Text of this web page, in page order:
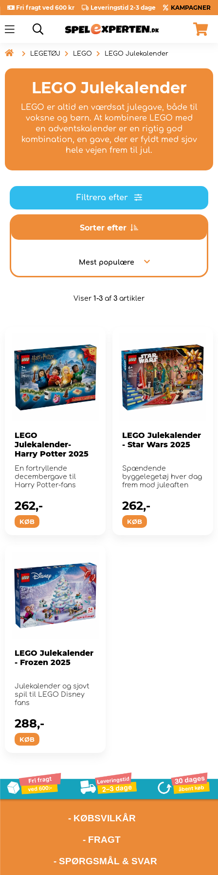
Fri fragt ved 600 kr Leveringstid 2-3 dage KAMPAGNER
 LEGETØJ LEGO LEGO Julekalender
LEGO Julekalender
LEGO er altid en værdsat julegave, både til
voksne og børn. At kombinere LEGO med
en adventskalender er en rigtig god
kombination, en gave, der er fyldt med sjov
hele vejen frem til jul.
Filtrera efter
Sorter efter
Mest populære
Viser 1-3 af 3 artikler
LEGO
Julekalender-
Harry Potter 2025
En fortryllende
decembergave til
Harry Potter-fans
KØB
262,-
LEGO Julekalender
- Star Wars 2025
Spændende
byggelegetøj hver dag
frem mod juleaften
KØB
262,-
LEGO Julekalender
- Frozen 2025
Julekalender og sjovt
spil til LEGO Disney
fans
KØB
288,-
- KØBSVILKÅR
- FRAGT
- SPØRGSMÅL & SVAR